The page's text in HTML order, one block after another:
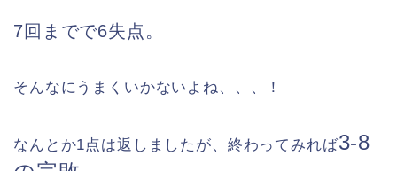
7回までで6失点。
そんなにうまくいかないよね、、、！
なんとか1点は返しましたが、終わってみれば3-8